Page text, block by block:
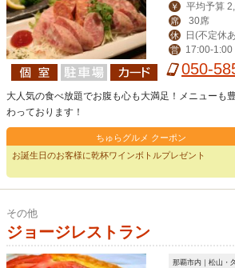
￥ 平均予算
席 30席
休 日(不定休
営
17:00-1:00
祝前日-2:00（
050-
大人気の食べ放題でお腹も心も大満足！メニューも
わっております！
ちゅらグルメ クーポン
お誕生日のお客様に乾杯ワインボトルプレゼント
その他
ジョージレストラン
那覇市内｜松山・